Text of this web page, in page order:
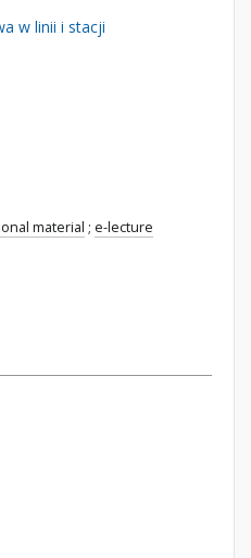
w linii i stacji
material ; e-lecture